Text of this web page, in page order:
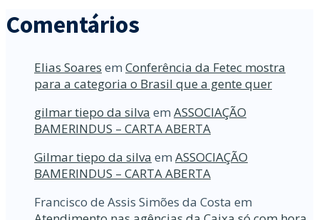
Comentários
Elias Soares em Conferência da Fetec mostra
para a categoria o Brasil que a gente quer
gilmar tiepo da silva em ASSOCIAÇÃO
BAMERINDUS – CARTA ABERTA
Gilmar tiepo da silva em ASSOCIAÇÃO
BAMERINDUS – CARTA ABERTA
Francisco de Assis Simões da Costa em